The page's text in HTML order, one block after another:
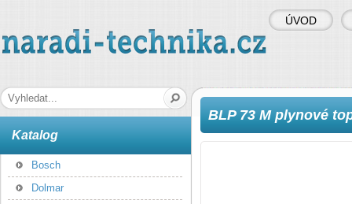
naradi-technika.cz
BLP 73 M plynové
Katalog
Bosch
Dolmar
ÚVOD
Hledaná fráze